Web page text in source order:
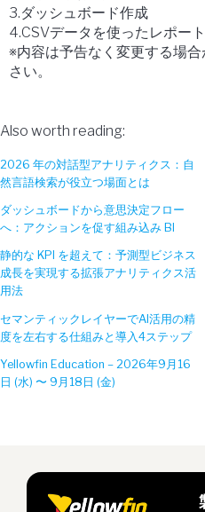
3.ダッシュボード作成
4.CSVデータを使ったレポー
※内容は予告なく変更する場
さい。
Also worth reading:
2026 年の対話型アナリティクス：自
然言語検索が役立つ場面とは
ダッシュボードから意思決定フロー
へ：アクションを促す組み込み BI
静的な KPI を超えて：予測型ビジネス
成長を実現する拡張アナリティクス活
用法
セマンティックレイヤーでAI活用の精
度を左右する仕組みと導入4ステップ
Yellowfin Education – 2026年9月16
日 (水) 〜 9月18日 (金)